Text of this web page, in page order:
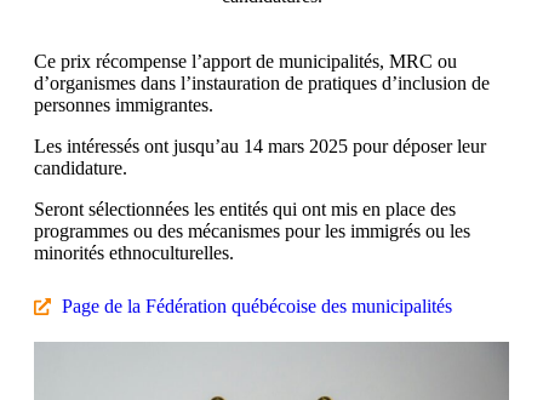
Ce prix récompense l’apport de municipalités, MRC ou
d’organismes dans l’instauration de pratiques d’inclusion de
personnes immigrantes.
Les intéressés ont jusqu’au 14 mars 2025 pour déposer leur
candidature.
Seront sélectionnées les entités qui ont mis en place des
programmes ou des mécanismes pour les immigrés ou les
minorités ethnoculturelles.
Page de la Fédération québécoise des municipalités